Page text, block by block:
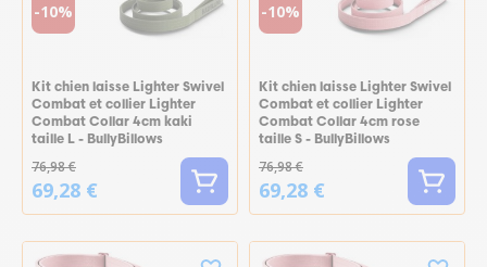
-10%
Kit chien laisse Lighter Swivel
Combat et collier Lighter
Combat Collar 4cm kaki
taille L - BullyBillows
76,98 €
69,28 €
-10%
Kit chien laisse Lighter Swivel
Combat et collier Lighter
Combat Collar 4cm rose
taille S - BullyBillows
76,98 €
69,28 €